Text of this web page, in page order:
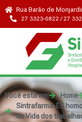
Rua Barão de
27 3323-0822 / 27
Você está em: Home
Sintrafarma-ES
de Vida dos